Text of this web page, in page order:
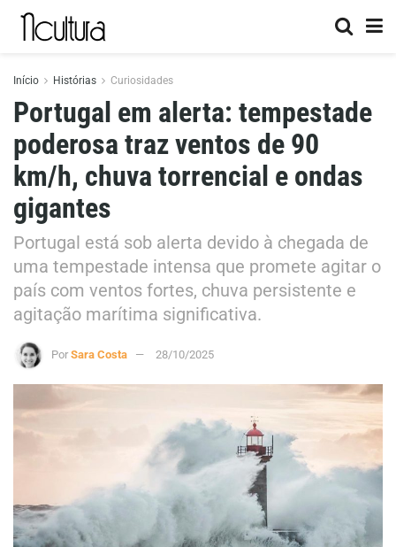
Início Histórias Curiosidades
Portugal em alerta: tempestade
poderosa traz ventos de 90
km/h, chuva torrencial e ondas
gigantes
Portugal está sob alerta devido à chegada de
uma tempestade intensa que promete agitar o
país com ventos fortes, chuva persistente e
agitação marítima significativa.
Por Sara Costa 28/10/2025